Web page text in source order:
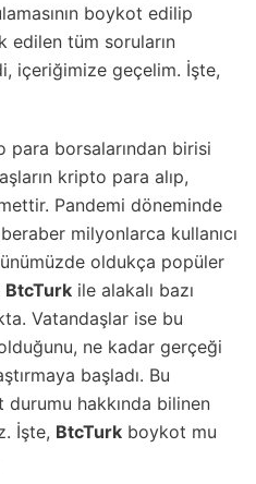
boykot edilip
edilen tüm soruların
içeriğimize geçelim. İşte,
para borsalarından birisi
kripto para alıp,
Pandemi döneminde
milyonlarca kullanıcı
oldukça popüler
BtcTurk ile alakalı bazı
Vatandaşlar ise bu
ne kadar gerçeği
başladı. Bu
durumu hakkında bilinen
İşte, BtcTurk boykot mu